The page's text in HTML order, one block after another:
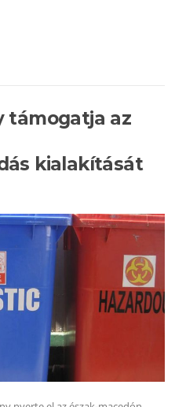
támogatja az
kialakítását